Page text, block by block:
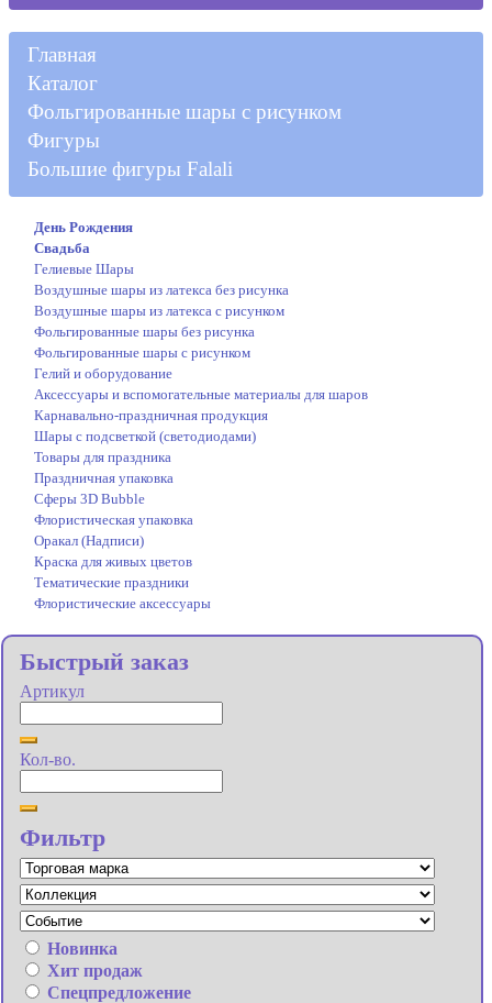
Главная
Каталог
Фольгированные шары с рисунком
Фигуры
Большие фигуры Falali
День Рождения
Свадьба
Гелиевые Шары
Воздушные шары из латекса без рисунка
Воздушные шары из латекса с рисунком
Фольгированные шары без рисунка
Фольгированные шары с рисунком
Гелий и оборудование
Аксессуары и вспомогательные материалы для шаров
Карнавально-праздничная продукция
Шары с подсветкой (светодиодами)
Товары для праздника
Праздничная упаковка
Сферы 3D Bubble
Флористическая упаковка
Оракал (Надписи)
Краска для живых цветов
Тематические праздники
Флористические аксессуары
Быстрый заказ
Артикул
Кол-во.
Фильтр
Новинка
Хит продаж
Спецпредложение